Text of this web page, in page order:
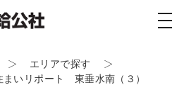
エリアで探す
まいリポート 東垂水南（３）